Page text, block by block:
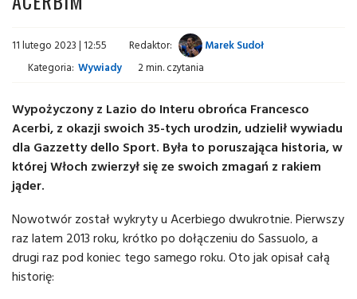
11 lutego 2023 | 12:55 Redaktor:
Marek Sudoł
Kategoria: Wywiady 2 min. czytania
Wypożyczony z Lazio do Interu obrońca Francesco
Acerbi, z okazji swoich 35-tych urodzin, udzielił wywiadu
dla Gazzetty dello Sport. Była to poruszająca historia, w
której Włoch zwierzył się ze swoich zmagań z rakiem
jąder.
Nowotwór został wykryty u Acerbiego dwukrotnie. Pierwszy
raz latem 2013 roku, krótko po dołączeniu do Sassuolo, a
drugi raz pod koniec tego samego roku. Oto jak opisał całą
historię: